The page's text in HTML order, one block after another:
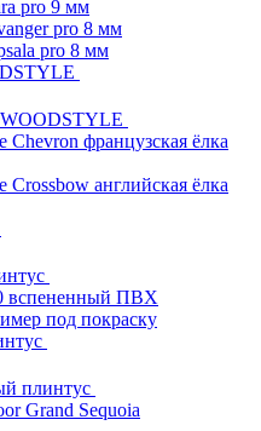
pro 9 мм
pro 8 мм
pro 8 мм
Chevron французская ёлка
Crossbow английская ёлка
вспененный ПВХ
под покраску
плинтус
Grand Sequoia